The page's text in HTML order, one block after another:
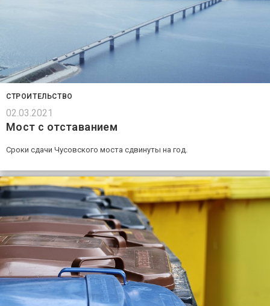
СТРОИТЕЛЬСТВО
02.03.2021
Мост с отставанием
Сроки сдачи Чусовского моста сдвинуты на год.